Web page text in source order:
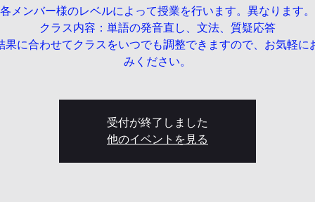
各メンバー様のレベルによって授業を行います。異なります。
クラス内容：単語の発音直し、文法、質疑応答
果に合わせてクラスをいつでも調整できますので、お気軽に
みください。
受付が終了しました
他のイベントを見る